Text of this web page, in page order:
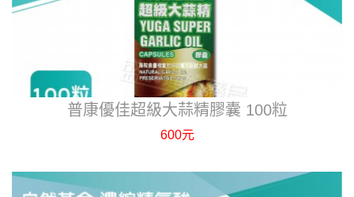
普康優佳超級大蒜精膠囊 100粒
600元